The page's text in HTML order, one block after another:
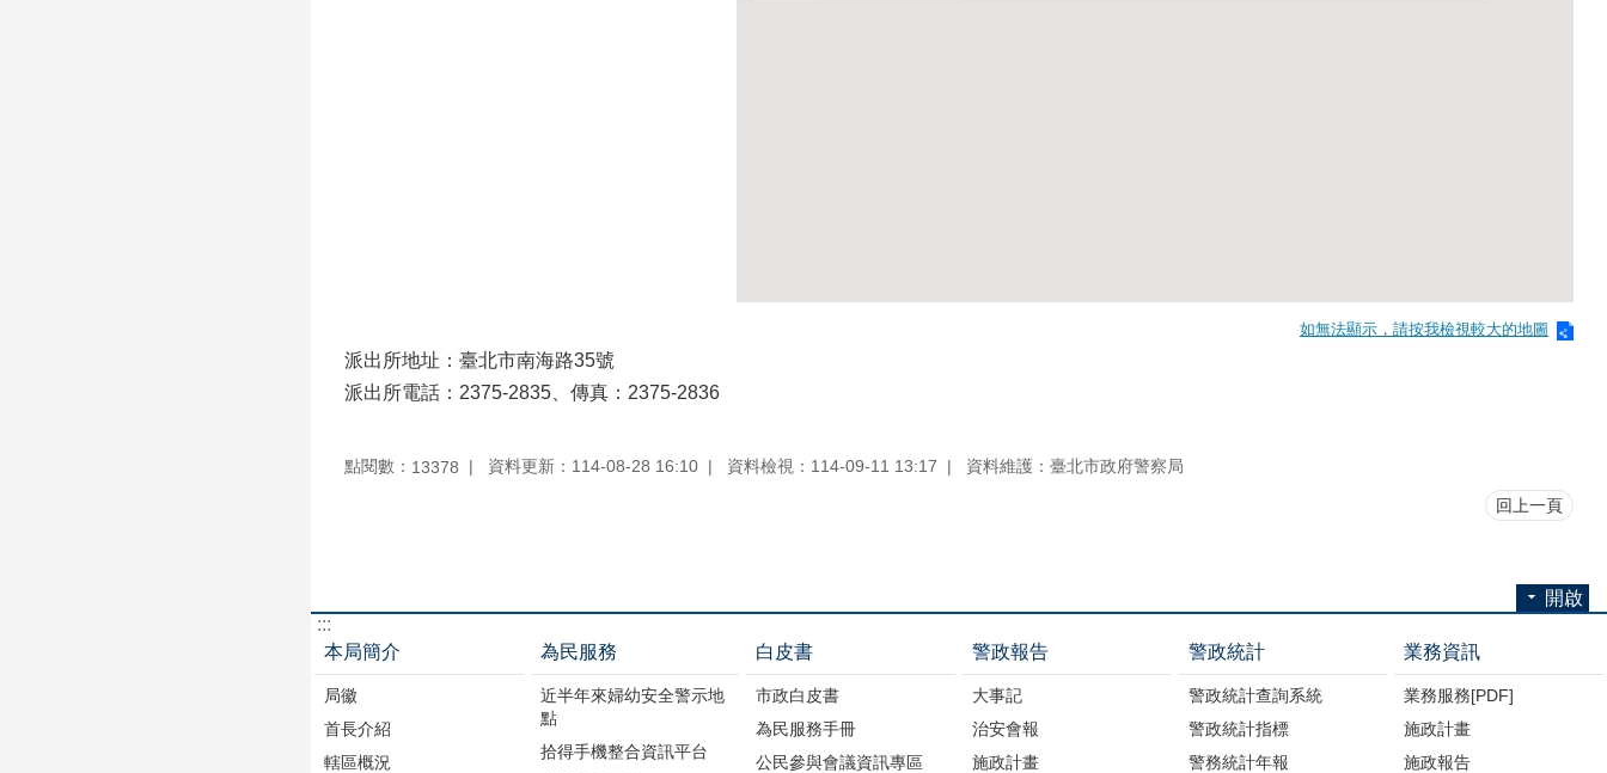
如無法顯示，請按我檢視較大的地圖
派出所地址：臺北市南海路35號
派出所電話：2375-2835、傳真：2375-2836
點閱數： 13378 資料更新：114-08-28 16:10 資料檢視：114-09-11 13:17 資料維護：臺北市政府警察局
回上一頁
開啟
:::
本局簡介
局徽
首長介紹
轄區概況
為民服務
近半年來婦幼安全警示地
點
拾得手機整合資訊平台
白皮書
市政白皮書
為民服務手冊
公民參與會議資訊專區
警政報告
大事記
治安會報
施政計畫
警政統計
警政統計查詢系統
警政統計指標
警務統計年報
業務資訊
業務服務[PDF]
施政計畫
施政報告